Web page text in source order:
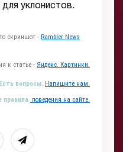
уклонистов.
скриншот - Rambler News
к статье - Яндекс. Картинки.
Есть вопросы. Напишите нам.
правила поведения на сайте.